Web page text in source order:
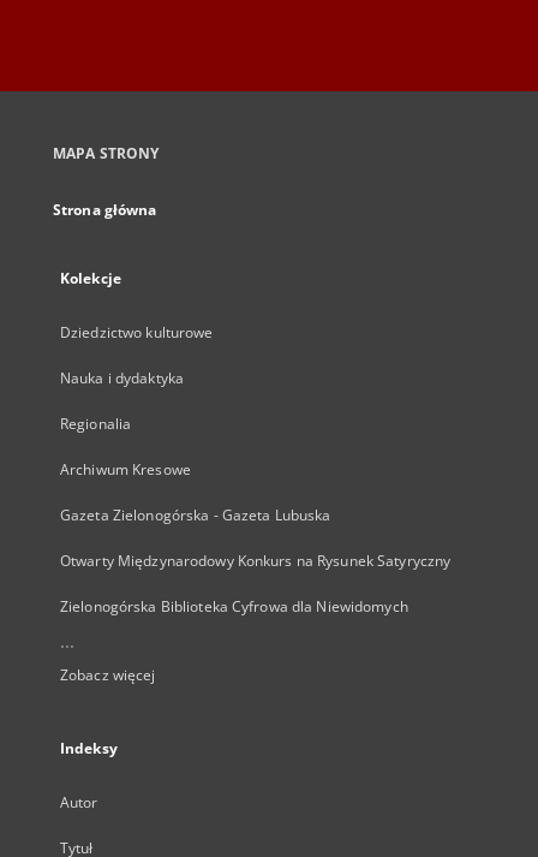
MAPA STRONY
Strona główna
Kolekcje
Dziedzictwo kulturowe
Nauka i dydaktyka
Regionalia
Archiwum Kresowe
Gazeta Zielonogórska - Gazeta Lubuska
Otwarty Międzynarodowy Konkurs na Rysunek Satyryczny
Zielonogórska Biblioteka Cyfrowa dla Niewidomych
...
Zobacz więcej
Indeksy
Autor
Tytuł